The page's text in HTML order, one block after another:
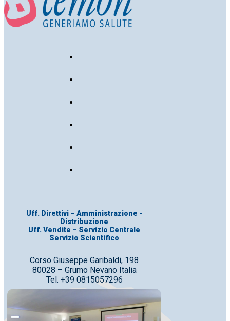
Uff. Direttivi – Amministrazione -
Distribuzione
Uff. Vendite – Servizio Centrale
Servizio Scientifico
Corso Giuseppe Garibaldi, 198
80028 – Grumo Nevano Italia
Tel. +39 0815057296